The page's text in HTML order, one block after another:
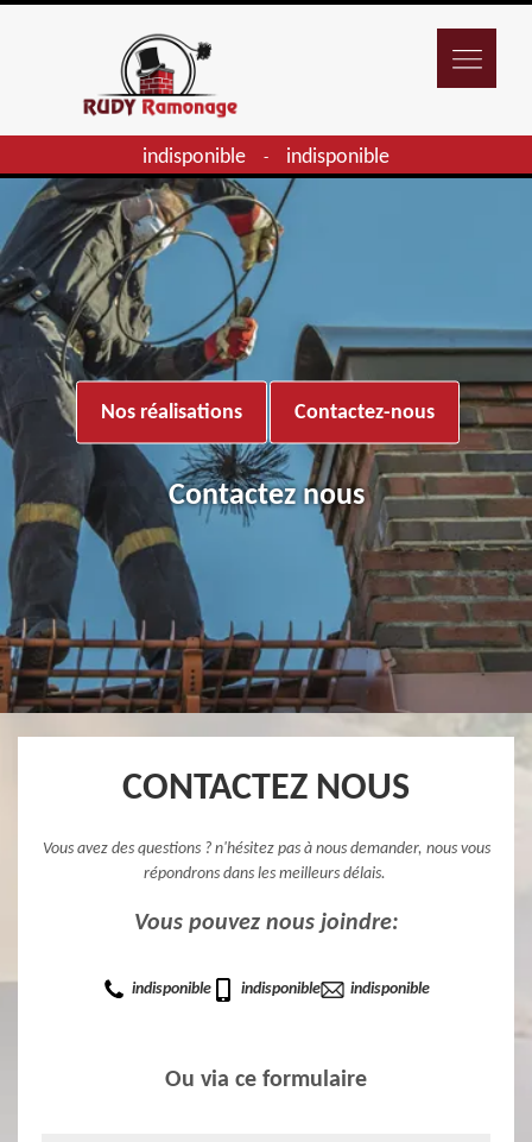
indisponible - indisponible
Nos réalisations Contactez-nous
Contactez nous
CONTACTEZ NOUS
Vous avez des questions ? n'hésitez pas à nous demander, nous vous
répondrons dans les meilleurs délais.
Vous pouvez nous joindre:
indisponible indisponible indisponible
Ou via ce formulaire